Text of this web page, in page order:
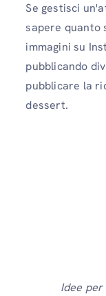
Se gestisci
sapere quanto
immagini su
pubblicando
pubblicare la
dessert.
Idee